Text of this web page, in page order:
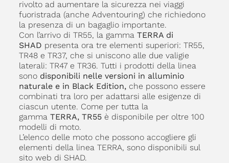
rivolto ad aumentare la sicurezza nei viaggi
fuoristrada (anche Adventouring) che richiedono
la presenza di un bagaglio importante.
Con l’arrivo di TR55, la gamma TERRA di
SHAD presenta ora tre elementi superiori: TR55,
TR48 e TR37, che si uniscono alle due valigie
laterali: TR47 e TR36. Tutti i prodotti della linea
sono disponibili nelle versioni in alluminio
naturale e in Black Edition,che possono essere
combinati tra loro per adattarsi alle esigenze di
ciascun utente. Come per tutta la
gamma TERRA, TR55è disponibile per oltre 100
modelli di moto.
L’elenco delle moto che possono accogliere gli
elementi della linea TERRA, sono disponibili sul
sito web di SHAD.